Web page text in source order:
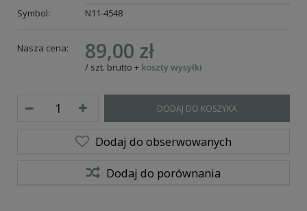
Symbol: N11-4548
Nasza cena: 89,00 zł
/ szt. brutto + koszty wysyłki
DODAJ DO KOSZYKA
Dodaj do obserwowanych
Dodaj do porównania